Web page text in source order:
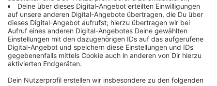
Die Untersuchung geht über ein Jahr, heißt es von der
Uniklinik. Die Tests werden per Post zugeschickt und
können einfach zuhause gemacht werden. Die
Ergebnisse werden dann online gemeldet.
Wer Interesse hat, bei der Untersuchung mitzumachen,
kann sich hier melden: